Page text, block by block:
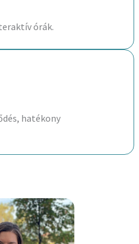
órák.
hatékony